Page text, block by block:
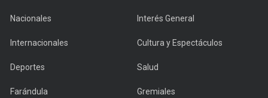
Nacionales Interés General
Internacionales Cultura y Espectáculos
Deportes Salud
Farándula Gremiales